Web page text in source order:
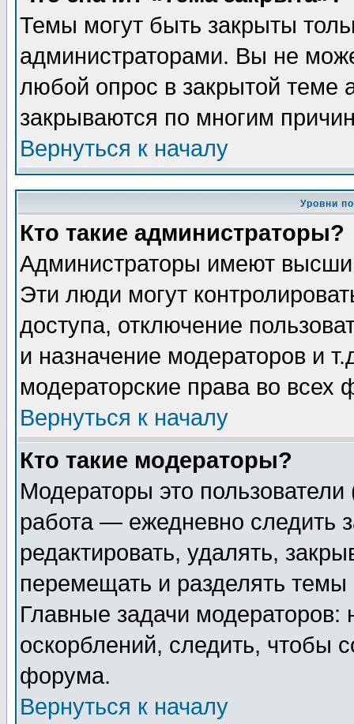
Темы могут быть закрыты
администраторами. Вы не
любой опрос в закрытой теме
закрываются по многим
Вернуться к началу
Уровни
Кто такие администраторы?
Администраторы имеют
Эти люди могут
доступа, отключение
и назначение модераторов и
модераторские права во всех
Вернуться к началу
Кто такие модераторы?
Модераторы это
работа — ежедневно следить
редактировать, удалять,
перемещать и разделять
Главные задачи
оскорблений, следить, чтобы
форума.
Вернуться к началу